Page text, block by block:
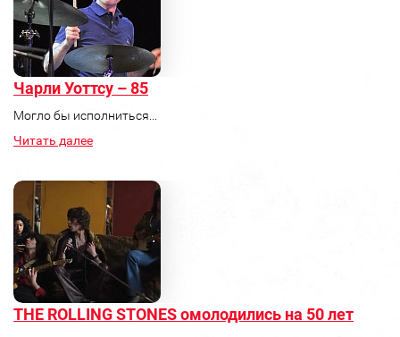
Чарли Уоттсу – 85
Могло бы исполниться...
Читать далее
THE ROLLING STONES омолодились на 50 лет